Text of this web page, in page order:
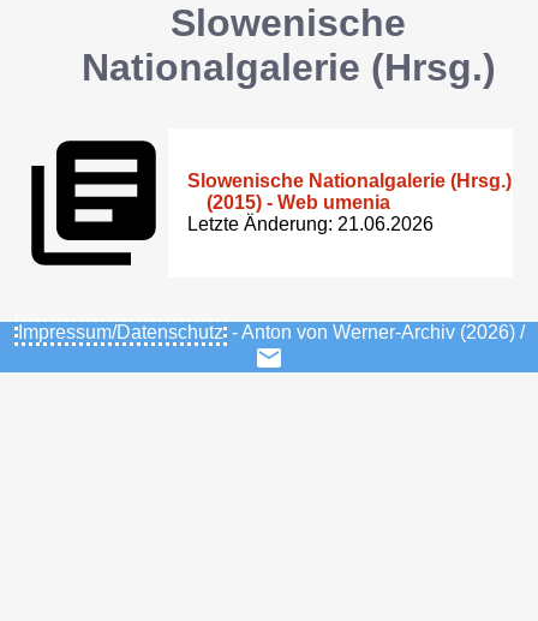
Slowenische
Nationalgalerie (Hrsg.)
Slowenische Nationalgalerie (Hrsg.)
(2015) - Web umenia
Letzte Änderung: 21.06.2026
Impressum/Datenschutz - Anton von Werner-Archiv (2026) /